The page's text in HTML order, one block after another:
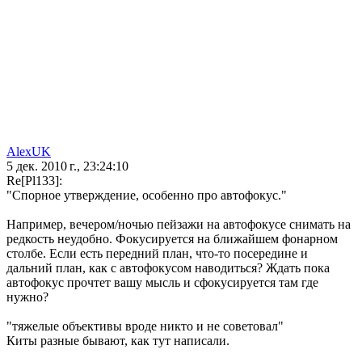
AlexUK
5 дек. 2010 г., 23:24:10
Re[Pl133]:
"Спорное утверждение, особенно про автофокус."
Например, вечером/ночью пейзажи на автофокусе снимать на
редкость неудобно. Фокусируется на ближайшем фонарном
столбе. Если есть передний план, что-то посередине и
дальний план, как с автофокусом наводиться? Ждать пока
автофокус прочтет вашу мысль и сфокусируется там где
нужно?
"тяжелые объективы вроде никто и не советовал"
Киты разные бывают, как тут написали.